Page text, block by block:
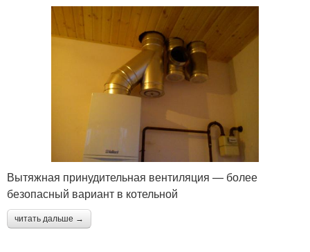
Вытяжная принудительная вентиляция — более
безопасный вариант в котельной
читать дальше →